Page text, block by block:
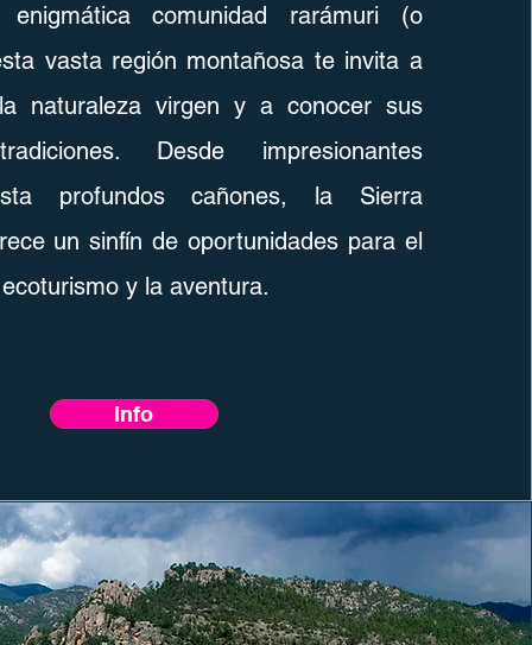
comunidad rarámuri (o
vasta región montañosa te invita a
naturaleza virgen y a conocer sus
Desde impresionantes
profundos cañones, la Sierra
un sinfín de oportunidades para el
y la aventura.
Info